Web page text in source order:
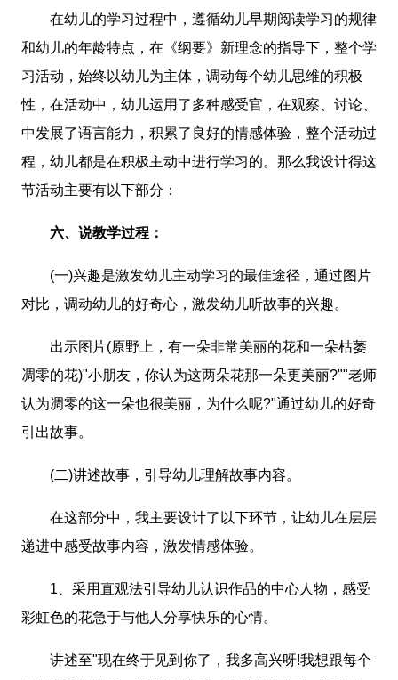
在幼儿的学习过程中，遵循幼儿早期阅读学习的规律
和幼儿的年龄特点，在《纲要》新理念的指导下，整个学
习活动，始终以幼儿为主体，调动每个幼儿思维的积极
性，在活动中，幼儿运用了多种感受官，在观察、讨论、
中发展了语言能力，积累了良好的情感体验，整个活动过
程，幼儿都是在积极主动中进行学习的。那么我设计得这
节活动主要有以下部分：
六、说教学过程：
(一)兴趣是激发幼儿主动学习的最佳途径，通过图片
对比，调动幼儿的好奇心，激发幼儿听故事的兴趣。
出示图片(原野上，有一朵非常美丽的花和一朵枯萎
凋零的花)"小朋友，你认为这两朵花那一朵更美丽?""老师
认为凋零的这一朵也很美丽，为什么呢?"通过幼儿的好奇
引出故事。
(二)讲述故事，引导幼儿理解故事内容。
在这部分中，我主要设计了以下环节，让幼儿在层层
递进中感受故事内容，激发情感体验。
1、采用直观法引导幼儿认识作品的中心人物，感受
彩虹色的花急于与他人分享快乐的心情。
讲述至"现在终于见到你了，我多高兴呀!我想跟每个